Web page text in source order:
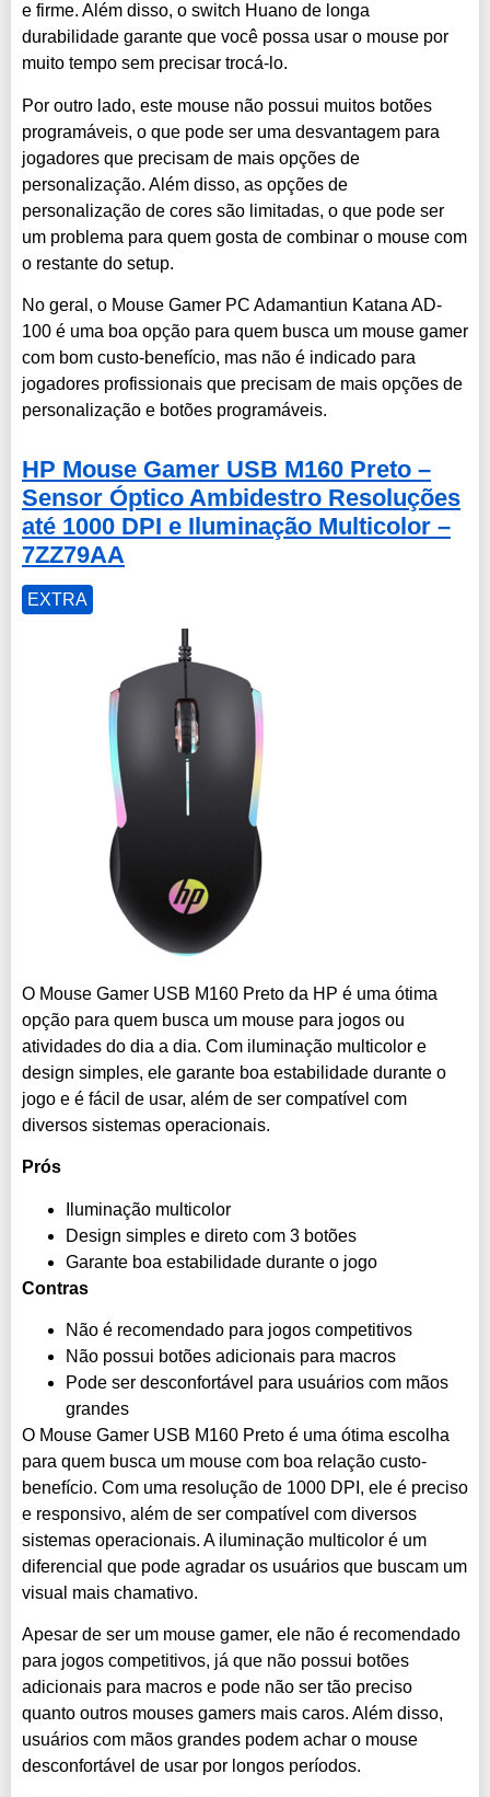
e firme. Além disso, o switch Huano de longa
durabilidade garante que você possa usar o mouse por
muito tempo sem precisar trocá-lo.
Por outro lado, este mouse não possui muitos botões
programáveis, o que pode ser uma desvantagem para
jogadores que precisam de mais opções de
personalização. Além disso, as opções de
personalização de cores são limitadas, o que pode ser
um problema para quem gosta de combinar o mouse com
o restante do setup.
No geral, o Mouse Gamer PC Adamantiun Katana AD-
100 é uma boa opção para quem busca um mouse gamer
com bom custo-benefício, mas não é indicado para
jogadores profissionais que precisam de mais opções de
personalização e botões programáveis.
HP Mouse Gamer USB M160 Preto –
Sensor Óptico Ambidestro Resoluções
até 1000 DPI e Iluminação Multicolor –
7ZZ79AA
EXTRA
O Mouse Gamer USB M160 Preto da HP é uma ótima
opção para quem busca um mouse para jogos ou
atividades do dia a dia. Com iluminação multicolor e
design simples, ele garante boa estabilidade durante o
jogo e é fácil de usar, além de ser compatível com
diversos sistemas operacionais.
Prós
Iluminação multicolor
Design simples e direto com 3 botões
Garante boa estabilidade durante o jogo
Contras
Não é recomendado para jogos competitivos
Não possui botões adicionais para macros
Pode ser desconfortável para usuários com mãos
grandes
O Mouse Gamer USB M160 Preto é uma ótima escolha
para quem busca um mouse com boa relação custo-
benefício. Com uma resolução de 1000 DPI, ele é preciso
e responsivo, além de ser compatível com diversos
sistemas operacionais. A iluminação multicolor é um
diferencial que pode agradar os usuários que buscam um
visual mais chamativo.
Apesar de ser um mouse gamer, ele não é recomendado
para jogos competitivos, já que não possui botões
adicionais para macros e pode não ser tão preciso
quanto outros mouses gamers mais caros. Além disso,
usuários com mãos grandes podem achar o mouse
desconfortável de usar por longos períodos.